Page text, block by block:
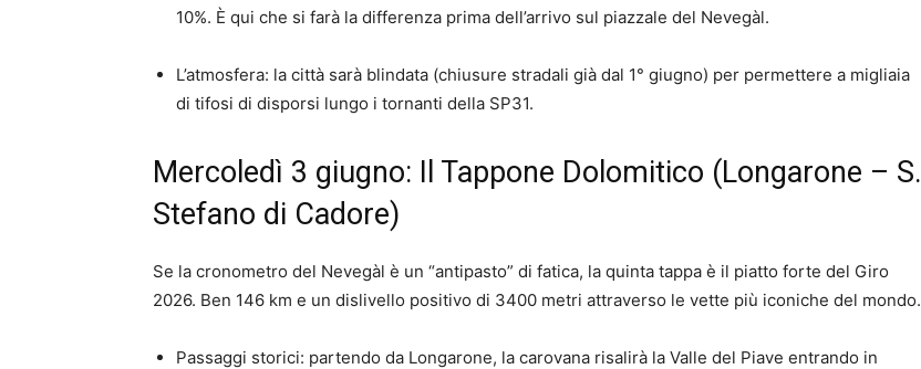
10%. È qui che si farà la differenza prima dell’arrivo sul piazzale del Nevegàl.
L’atmosfera: la città sarà blindata (chiusure stradali già dal 1° giugno) per permettere a migliaia
di tifosi di disporsi lungo i tornanti della SP31.
Mercoledì 3 giugno: Il Tappone Dolomitico (Longarone – S.
Stefano di Cadore)
Se la cronometro del Nevegàl è un “antipasto” di fatica, la quinta tappa è il piatto forte del Giro
2026. Ben 146 km e un dislivello positivo di 3400 metri attraverso le vette più iconiche del mondo.
Passaggi storici: partendo da Longarone, la carovana risalirà la Valle del Piave entrando in